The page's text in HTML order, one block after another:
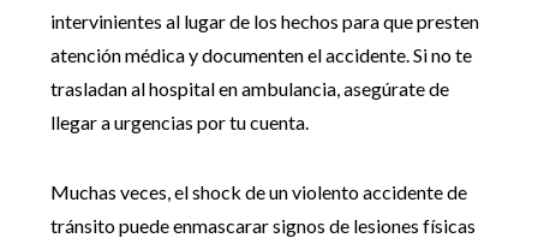
intervinientes al lugar de los hechos para que presten
atención médica y documenten el accidente. Si no te
trasladan al hospital en ambulancia, asegúrate de
llegar a urgencias por tu cuenta.
Muchas veces, el shock de un violento accidente de
tránsito puede enmascarar signos de lesiones físicas